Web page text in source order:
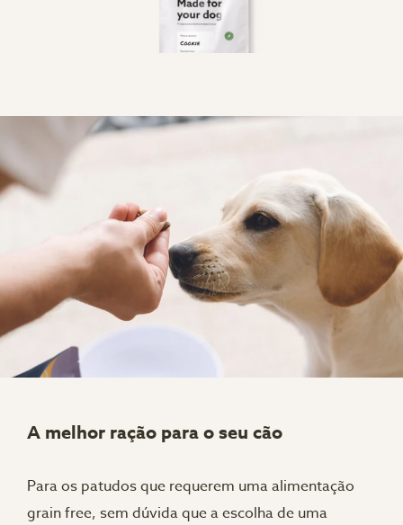
A melhor ração para o seu cão
Para os patudos que requerem uma alimentação
grain free, sem dúvida que a escolha de uma